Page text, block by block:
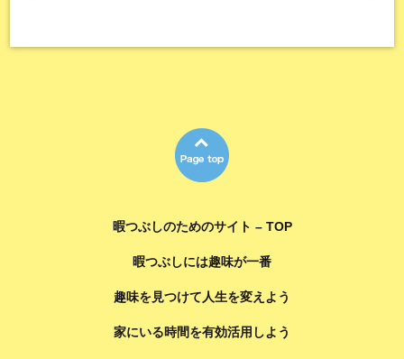
暇つぶしのためのサイト – TOP
暇つぶしには趣味が一番
趣味を見つけて人生を変えよう
家にいる時間を有効活用しよう